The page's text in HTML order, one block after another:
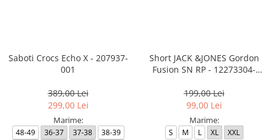
BLUGI SCURTI
SETURI CADOU
Black&White
Classic Sneakers
Core Identity
Incaltaminte Pro Running
Saboti Crocs Echo X - 207937-
001
389,00 Lei
299,00 Lei
Marime:
48-49 36-37 37-38
38-39
Short JACK &JONES Gordon
Fusion SN RP - 12273304-
199,00 Lei
99,00 Lei
Marime:
S M L XL XXL